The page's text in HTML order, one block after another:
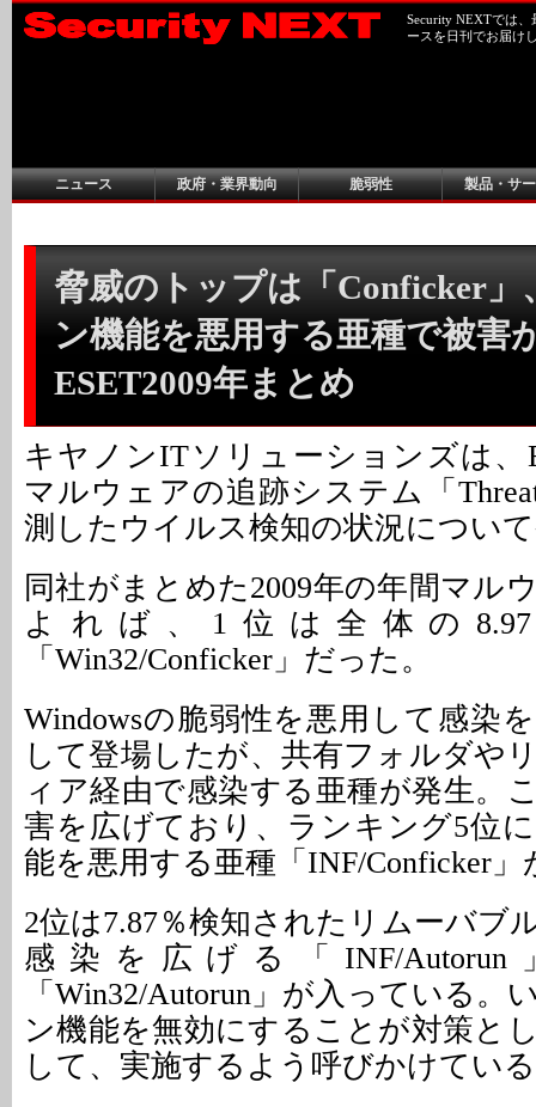
Security NEXTでは
ースを日刊でお届け
ニュース 政府・業界動向 脆弱性 製品・サ
脅威のトップは「Conficker」
ン機能を悪用する亜種で被害
ESET2009年まとめ
キヤノンITソリューションズは、
マルウェアの追跡システム「
測したウイルス検知の状況につい
同社がまとめた2009年の年間マル
よれば、1位は全体の
「Win32/Conficker」だった。
Windowsの脆弱性を悪用して感染
して登場したが、共有フォルダや
ィア経由で感染する亜種が発生。
害を広げており、ランキング5位
能を悪用する亜種「INF/Conficker」
2位は7.87％検知されたリムーバブ
感染を広げる「INF/
「Win32/Autorun」が入っている。
ン機能を無効にすることが対策と
して、実施するよう呼びかけてい